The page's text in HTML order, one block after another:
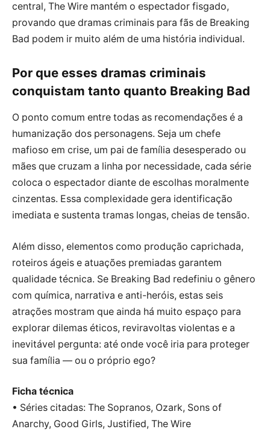
central, The Wire mantém o espectador fisgado,
provando que dramas criminais para fãs de Breaking
Bad podem ir muito além de uma história individual.
Por que esses dramas criminais
conquistam tanto quanto Breaking Bad
O ponto comum entre todas as recomendações é a
humanização dos personagens. Seja um chefe
mafioso em crise, um pai de família desesperado ou
mães que cruzam a linha por necessidade, cada série
coloca o espectador diante de escolhas moralmente
cinzentas. Essa complexidade gera identificação
imediata e sustenta tramas longas, cheias de tensão.
Além disso, elementos como produção caprichada,
roteiros ágeis e atuações premiadas garantem
qualidade técnica. Se Breaking Bad redefiniu o gênero
com química, narrativa e anti-heróis, estas seis
atrações mostram que ainda há muito espaço para
explorar dilemas éticos, reviravoltas violentas e a
inevitável pergunta: até onde você iria para proteger
sua família — ou o próprio ego?
Ficha técnica
• Séries citadas: The Sopranos, Ozark, Sons of
Anarchy, Good Girls, Justified, The Wire